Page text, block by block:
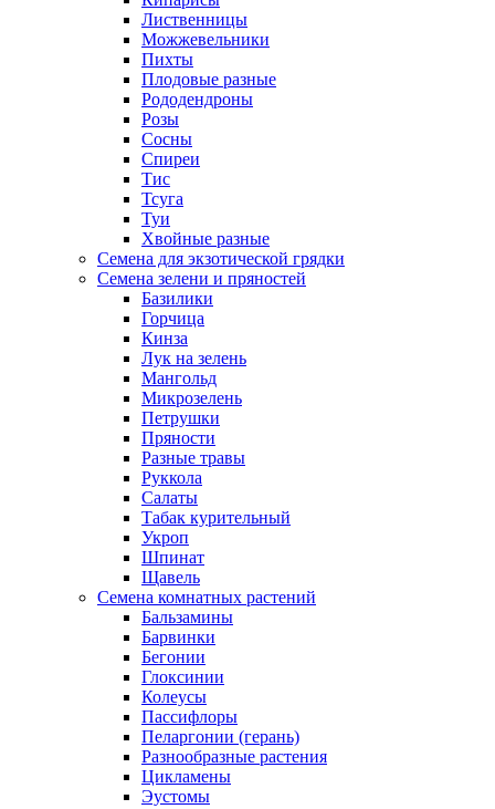
Лиственницы
Можжевельники
Пихты
Плодовые разные
Рододендроны
Розы
Сосны
Спиреи
Тис
Тсуга
Туи
Хвойные разные
Семена для экзотической грядки
Семена зелени и пряностей
Базилики
Горчица
Кинза
Лук на зелень
Мангольд
Микрозелень
Петрушки
Пряности
Разные травы
Руккола
Салаты
Табак курительный
Укроп
Шпинат
Щавель
Семена комнатных растений
Бальзамины
Барвинки
Бегонии
Глоксинии
Колеусы
Пассифлоры
Пеларгонии (герань)
Разнообразные растения
Цикламены
Эустомы